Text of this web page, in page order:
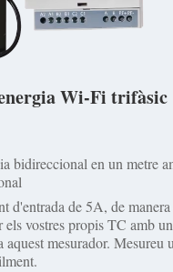
Wi-Fi trifàsic
bidireccional en un metre
d'entrada de 5A, de
els vostres propis TC amb
mesurador. Mesureu